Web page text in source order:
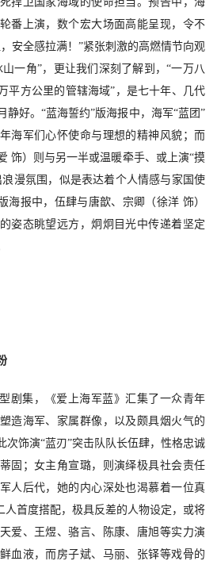
番上演，数个宏大场面高能呈现，令不
安全感拉满！”紧张刺激的高燃情节向观
一角”，更让我们深刻了解到，“一万八
平方公里的管辖海域”，是七十年、几代
静好。“蓝海誓约”版海报中，海军“蓝团”
海军们心怀使命与理想的精神风貌；而
饰）则与另一半或温暖牵手、或上演“摸
漫氛围，似是表达着个人情感与家国使
海报中，伍肆与唐歆、宗卿（徐洋 饰）
姿态眺望远方，炯炯目光中传递着坚定
剧集，《爱上海军蓝》汇集了一众青年
造海军、家属群像，以及颇具烟火气的
次饰演“蓝刃”突击队队长伍肆，性格忠诚
固；女主角宣璐，则演绎极具社会责任
人后代，她的内心深处也渴慕着一位真
人首度搭配，极具反差的人物设定，或将
爱、王煜、骆言、陈康、唐旭等实力演
血液，而房子斌、马丽、张铎等戏骨的